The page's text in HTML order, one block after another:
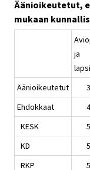
Äänioikeutetut,
mukaan
ja
Äänioikeutetut
Ehdokkaat
KESK
KD
RKP